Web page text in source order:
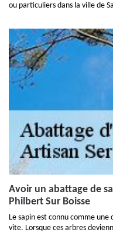
ou particuliers dans la ville de
Avoir un abattage de
Philbert Sur Boisse
Le sapin est connu comme
vite. Lorsque ces arbres